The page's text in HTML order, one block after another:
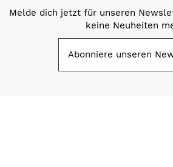
Melde dich jetzt für unseren
keine Neuheiten
Abonniere unseren